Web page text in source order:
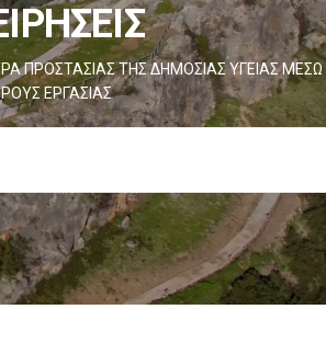
ΠΡΟΣΤΑΣΙΑΣ ΤΗΣ ΔΗΜΟΣΙΑΣ ΥΓΕΙΑΣ
ΕΡΓΑΣΙΑΣ